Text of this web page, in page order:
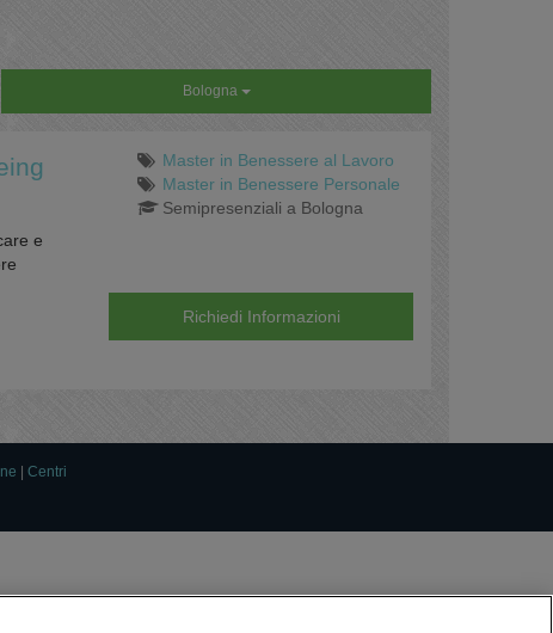
Bologna
e
Master in Benessere al Lavoro
Master in Benessere Personale
Semipresenziali a Bologna
Richiedi Informazioni
Centri